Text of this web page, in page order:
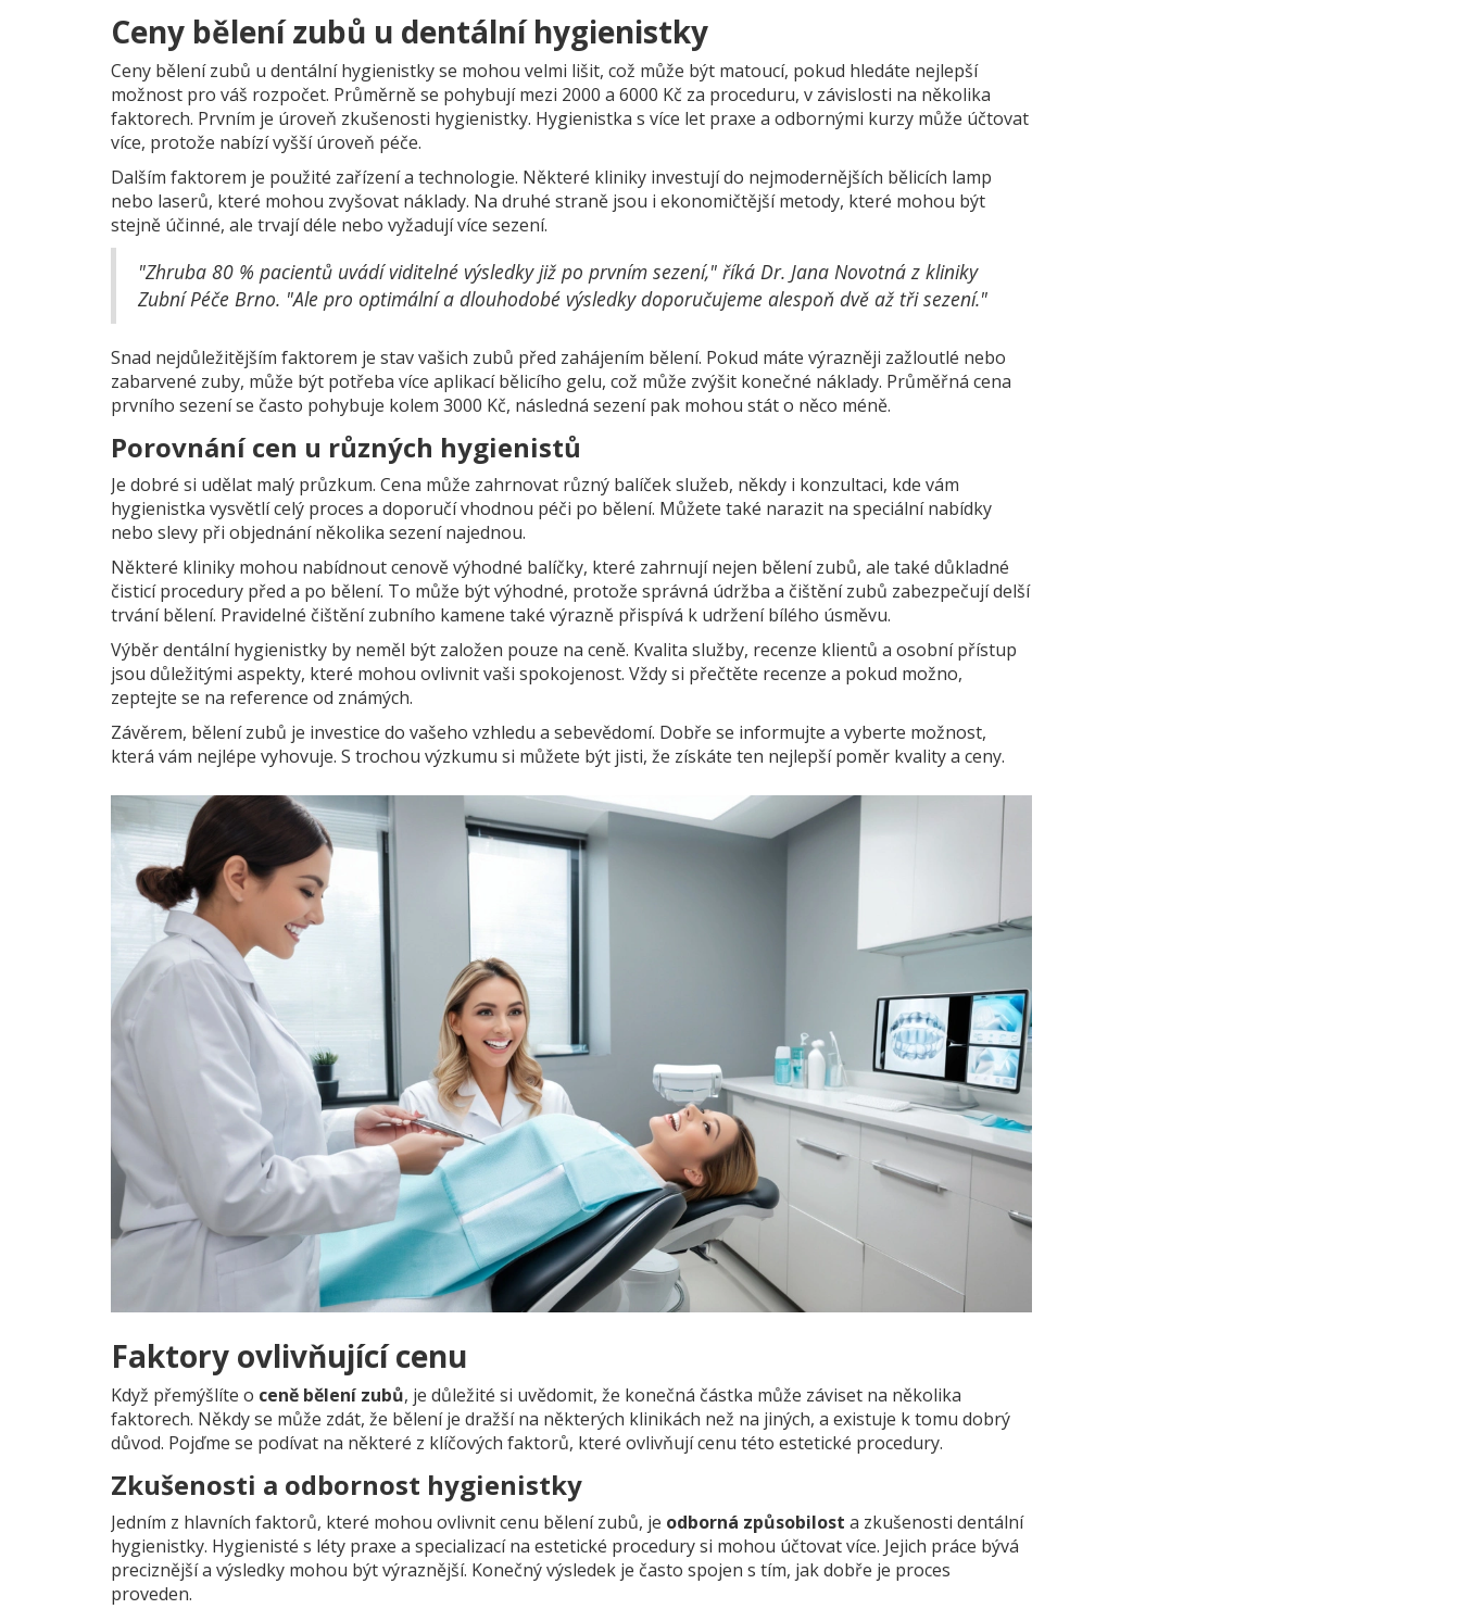
Ceny bělení zubů u dentální hygienistky
Ceny bělení zubů u dentální hygienistky se mohou velmi lišit, což může být matoucí, pokud hledáte nejlepší
možnost pro váš rozpočet. Průměrně se pohybují mezi 2000 a 6000 Kč za proceduru, v závislosti na několika
faktorech. Prvním je úroveň zkušenosti hygienistky. Hygienistka s více let praxe a odbornými kurzy může účtovat
více, protože nabízí vyšší úroveň péče.
Dalším faktorem je použité zařízení a technologie. Některé kliniky investují do nejmodernějších bělicích lamp
nebo laserů, které mohou zvyšovat náklady. Na druhé straně jsou i ekonomičtější metody, které mohou být
stejně účinné, ale trvají déle nebo vyžadují více sezení.
"Zhruba 80 % pacientů uvádí viditelné výsledky již po prvním sezení," říká Dr. Jana Novotná z kliniky
Zubní Péče Brno. "Ale pro optimální a dlouhodobé výsledky doporučujeme alespoň dvě až tři sezení."
Snad nejdůležitějším faktorem je stav vašich zubů před zahájením bělení. Pokud máte výrazněji zažloutlé nebo
zabarvené zuby, může být potřeba více aplikací bělicího gelu, což může zvýšit konečné náklady. Průměřná cena
prvního sezení se často pohybuje kolem 3000 Kč, následná sezení pak mohou stát o něco méně.
Porovnání cen u různých hygienistů
Je dobré si udělat malý průzkum. Cena může zahrnovat různý balíček služeb, někdy i konzultaci, kde vám
hygienistka vysvětlí celý proces a doporučí vhodnou péči po bělení. Můžete také narazit na speciální nabídky
nebo slevy při objednání několika sezení najednou.
Některé kliniky mohou nabídnout cenově výhodné balíčky, které zahrnují nejen bělení zubů, ale také důkladné
čisticí procedury před a po bělení. To může být výhodné, protože správná údržba a čištění zubů zabezpečují delší
trvání bělení. Pravidelné čištění zubního kamene také výrazně přispívá k udržení bílého úsměvu.
Výběr dentální hygienistky by neměl být založen pouze na ceně. Kvalita služby, recenze klientů a osobní přístup
jsou důležitými aspekty, které mohou ovlivnit vaši spokojenost. Vždy si přečtěte recenze a pokud možno,
zeptejte se na reference od známých.
Závěrem, bělení zubů je investice do vašeho vzhledu a sebevědomí. Dobře se informujte a vyberte možnost,
která vám nejlépe vyhovuje. S trochou výzkumu si můžete být jisti, že získáte ten nejlepší poměr kvality a ceny.
Faktory ovlivňující cenu
Když přemýšlíte o ceně bělení zubů, je důležité si uvědomit, že konečná částka může záviset na několika
faktorech. Někdy se může zdát, že bělení je dražší na některých klinikách než na jiných, a existuje k tomu dobrý
důvod. Pojďme se podívat na některé z klíčových faktorů, které ovlivňují cenu této estetické procedury.
Zkušenosti a odbornost hygienistky
Jedním z hlavních faktorů, které mohou ovlivnit cenu bělení zubů, je odborná způsobilost a zkušenosti dentální
hygienistky. Hygienisté s léty praxe a specializací na estetické procedury si mohou účtovat více. Jejich práce bývá
preciznější a výsledky mohou být výraznější. Konečný výsledek je často spojen s tím, jak dobře je proces
proveden.